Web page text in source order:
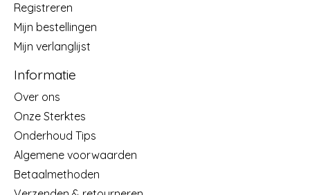
Registreren
Mijn bestellingen
Mijn verlanglijst
Informatie
Over ons
Onze Sterktes
Onderhoud Tips
Algemene voorwaarden
Betaalmethoden